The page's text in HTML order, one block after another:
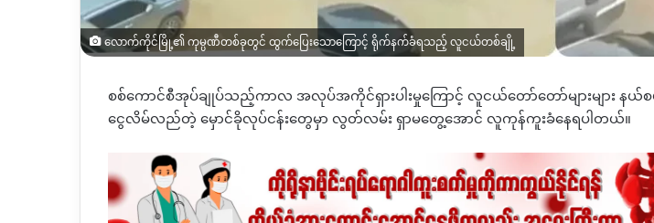
လောက်ကိုင်မြို့၏ ကုမ္ပဏီတစ်ခုတွင် ထွက်ပြေးသောကြောင့် ရိုက်နက်ခံရသည့် လူငယ်တစ်ချို့
စစ်ကောင်စီအုပ်ချုပ်သည့်ကာလ အလုပ်အကိုင်ရှားပါးမှုကြောင့် လူငယ်တော်တော်များများ နယ်
ငွေလိမ်လည်တဲ့ မှောင်ခိုလုပ်ငန်းတွေမှာ လွတ်လမ်း ရှာမတွေ့အောင် လူကုန်ကူးခံနေရပါတယ်။